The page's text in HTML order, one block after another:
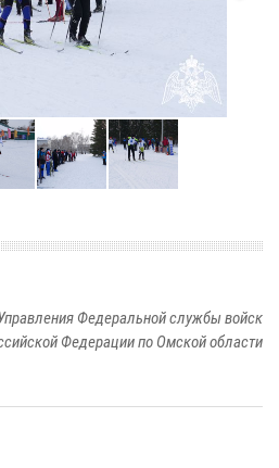
Федеральной службы войск
Федерации по Омской области